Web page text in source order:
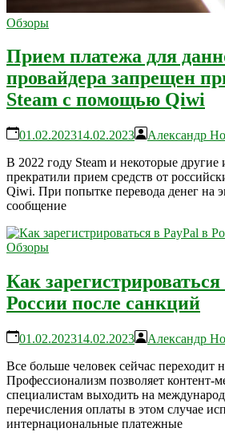
Обзоры
Прием платежа для
провайдера запрещен
Steam с помощью Qiwi
01.02.202314.02.2023
Александр
В 2022 году Steam и некоторые
прекратили прием средств от
Qiwi. При попытке перевода денег на
сообщение
Обзоры
Как
России после санкций
01.02.202314.02.2023
Александр
Все больше человек сейчас переходит
Профессионализм позволяет контент-
специалистам выходить на
перечисления оплаты в этом случае
интернациональные платежные